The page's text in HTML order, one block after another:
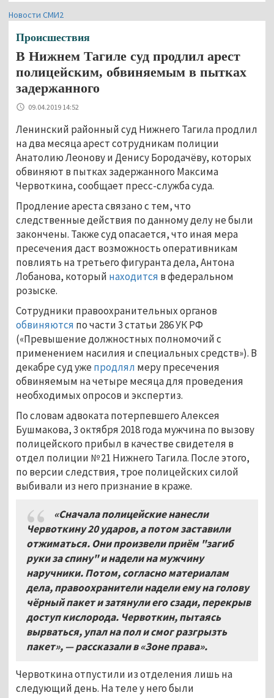
Новости СМИ2
Происшествия
В Нижнем Тагиле суд продлил арест
полицейским, обвиняемым в пытках
задержанного
09.04.2019 14:52
Ленинский районный суд Нижнего Тагила продлил
на два месяца арест сотрудникам полиции
Анатолию Леонову и Денису Бородачёву, которых
обвиняют в пытках задержанного Максима
Червоткина, сообщает пресс-служба суда.
Продление ареста связано с тем, что
следственные действия по данному делу не были
закончены. Также суд опасается, что иная мера
пресечения даст возможность оперативникам
повлиять на третьего фигуранта дела, Антона
Лобанова, который находится в федеральном
розыске.
Сотрудники правоохранительных органов
обвиняются по части 3 статьи 286 УК РФ
(«Превышение должностных полномочий с
применением насилия и специальных средств»). В
декабре суд уже продлял меру пресечения
обвиняемым на четыре месяца для проведения
необходимых опросов и экспертиз.
По словам адвоката потерпевшего Алексея
Бушмакова, 3 октября 2018 года мужчина по вызову
полицейского прибыл в качестве свидетеля в
отдел полиции № 21 Нижнего Тагила. После этого,
по версии следствия, трое полицейских силой
выбивали из него признание в краже.
«Сначала полицейские нанесли
Червоткину 20 ударов, а потом заставили
отжиматься. Они произвели приём "загиб
руки за спину" и надели на мужчину
наручники. Потом, согласно материалам
дела, правоохранители надели ему на голову
чёрный пакет и затянули его сзади, перекрыв
доступ кислорода. Червоткин, пытаясь
вырваться, упал на пол и смог разгрызть
пакет», — рассказали в «Зоне права».
Червоткина отпустили из отделения лишь на
следующий день. На теле у него были